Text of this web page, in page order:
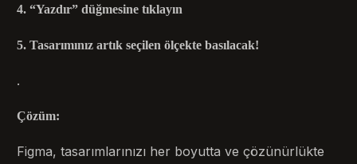
4. “Yazdır” düğmesine tıklayın
5. Tasarımınız artık seçilen ölçekte basılacak!
.
Çözüm:
Figma, tasarımlarınızı her boyutta ve çözünürlükte